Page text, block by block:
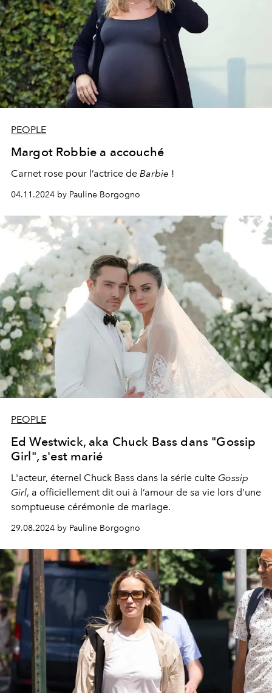
PEOPLE
Margot Robbie a accouché
Carnet rose pour l’actrice de Barbie !
04.11.2024 by Pauline Borgogno
PEOPLE
Ed Westwick, aka Chuck Bass dans "Gossip
Girl", s'est marié
L'acteur, éternel Chuck Bass dans la série culte Gossip
Girl, a officiellement dit oui à l’amour de sa vie lors d’une
somptueuse cérémonie de mariage.
29.08.2024 by Pauline Borgogno